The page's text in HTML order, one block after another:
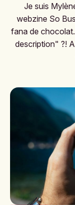
Je suis
webzine So
fana de
description" ?!